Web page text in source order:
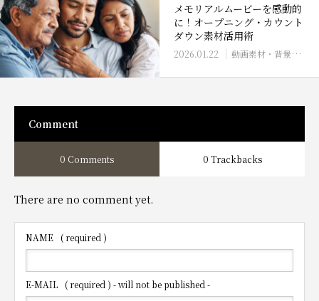
メモリアルムービーを感動的
に！オープニング・カウント
ダウン素材活用術
2026.01.22 動画素材・背景素材の活用
Comment
0 Comments 0 Trackbacks
There are no comment yet.
NAME ( required )
E-MAIL ( required ) - will not be published -